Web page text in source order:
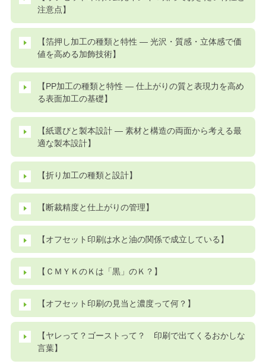
注意点】
【箔押し加工の種類と特性 ― 光沢・質感・立体感で価
値を高める加飾技術】
【PP加工の種類と特性 ― 仕上がりの質と表現力を高め
る表面加工の基礎】
【紙選びと製本設計 ― 素材と構造の両面から考える最
適な製本設計】
【折り加工の種類と設計】
【断裁精度と仕上がりの管理】
【オフセット印刷は水と油の関係で成立している】
【ＣＭＹＫのＫは「黒」のＫ？】
【オフセット印刷の見当と濃度って何？】
【ヤレって？ゴーストって？ 印刷で出てくるおかしな
言葉】